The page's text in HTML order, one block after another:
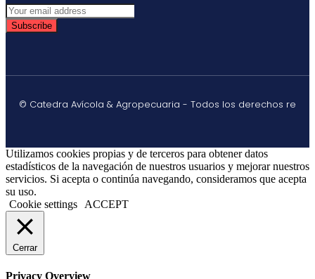
Subscribe
© Catedra Avícola & Agropecuaria - Todos los derechos re
Utilizamos cookies propias y de terceros para obtener datos
estadísticos de la navegación de nuestros usuarios y mejorar nuestros
servicios. Si acepta o continúa navegando, consideramos que acepta
su uso.
Cookie settings
ACCEPT
Cerrar
Privacy Overview